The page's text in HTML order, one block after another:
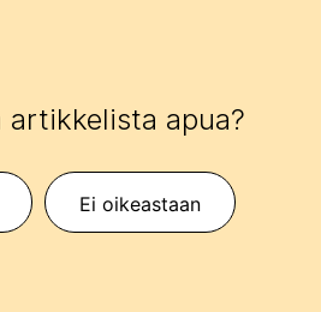
artikkelista apua?
Ei oikeastaan